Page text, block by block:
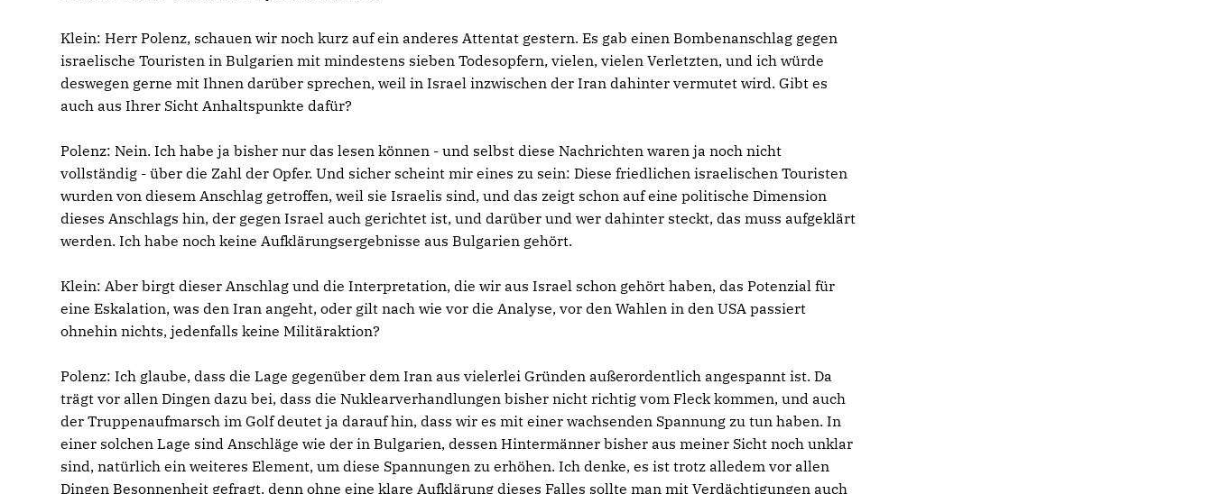
Klein: Herr Polenz, schauen wir noch kurz auf ein anderes Attentat gestern. Es gab einen Bombenanschlag gegen
israelische Touristen in Bulgarien mit mindestens sieben Todesopfern, vielen, vielen Verletzten, und ich würde
deswegen gerne mit Ihnen darüber sprechen, weil in Israel inzwischen der Iran dahinter vermutet wird. Gibt es
auch aus Ihrer Sicht Anhaltspunkte dafür?
Polenz: Nein. Ich habe ja bisher nur das lesen können - und selbst diese Nachrichten waren ja noch nicht
vollständig - über die Zahl der Opfer. Und sicher scheint mir eines zu sein: Diese friedlichen israelischen Touristen
wurden von diesem Anschlag getroffen, weil sie Israelis sind, und das zeigt schon auf eine politische Dimension
dieses Anschlags hin, der gegen Israel auch gerichtet ist, und darüber und wer dahinter steckt, das muss aufgeklärt
werden. Ich habe noch keine Aufklärungsergebnisse aus Bulgarien gehört.
Klein: Aber birgt dieser Anschlag und die Interpretation, die wir aus Israel schon gehört haben, das Potenzial für
eine Eskalation, was den Iran angeht, oder gilt nach wie vor die Analyse, vor den Wahlen in den USA passiert
ohnehin nichts, jedenfalls keine Militäraktion?
Polenz: Ich glaube, dass die Lage gegenüber dem Iran aus vielerlei Gründen außerordentlich angespannt ist. Da
trägt vor allen Dingen dazu bei, dass die Nuklearverhandlungen bisher nicht richtig vom Fleck kommen, und auch
der Truppenaufmarsch im Golf deutet ja darauf hin, dass wir es mit einer wachsenden Spannung zu tun haben. In
einer solchen Lage sind Anschläge wie der in Bulgarien, dessen Hintermänner bisher aus meiner Sicht noch unklar
sind, natürlich ein weiteres Element, um diese Spannungen zu erhöhen. Ich denke, es ist trotz alledem vor allen
Dingen Besonnenheit gefragt, denn ohne eine klare Aufklärung dieses Falles sollte man mit Verdächtigungen auch